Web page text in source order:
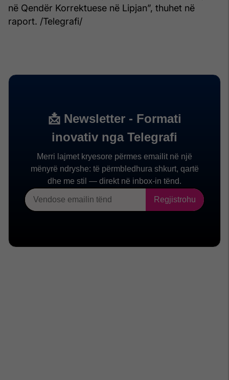
në Qendër Korrektuese në Lipjan”, thuhet në
raport. /Telegrafi/